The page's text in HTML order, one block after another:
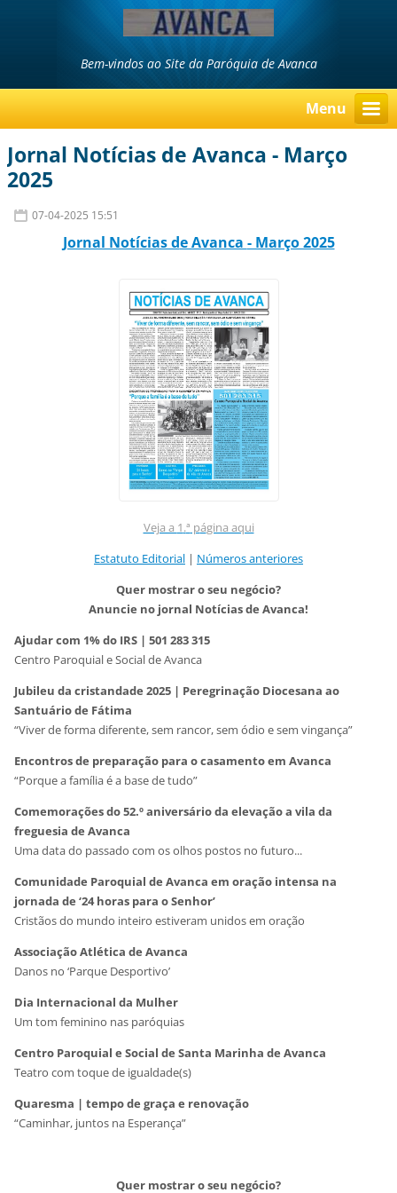
Bem-vindos ao Site da Paróquia de Avanca
Menu
Jornal Notícias de Avanca - Março
2025
07-04-2025 15:51
Jornal Notícias de Avanca - Março 2025
Veja a 1.ª página aqui
Estatuto Editorial | Números anteriores
Quer mostrar o seu negócio?
Anuncie no jornal Notícias de Avanca!
Ajudar com 1% do IRS | 501 283 315
Centro Paroquial e Social de Avanca
Jubileu da cristandade 2025 | Peregrinação Diocesana ao
Santuário de Fátima
“Viver de forma diferente, sem rancor, sem ódio e sem vingança”
Encontros de preparação para o casamento em Avanca
“Porque a família é a base de tudo”
Comemorações do 52.º aniversário da elevação a vila da
freguesia de Avanca
Uma data do passado com os olhos postos no futuro...
Comunidade Paroquial de Avanca em oração intensa na
jornada de ‘24 horas para o Senhor’
Cristãos do mundo inteiro estiveram unidos em oração
Associação Atlética de Avanca
Danos no ‘Parque Desportivo’
Dia Internacional da Mulher
Um tom feminino nas paróquias
Centro Paroquial e Social de Santa Marinha de Avanca
Teatro com toque de igualdade(s)
Quaresma | tempo de graça e renovação
“Caminhar, juntos na Esperança”
Quer mostrar o seu negócio?